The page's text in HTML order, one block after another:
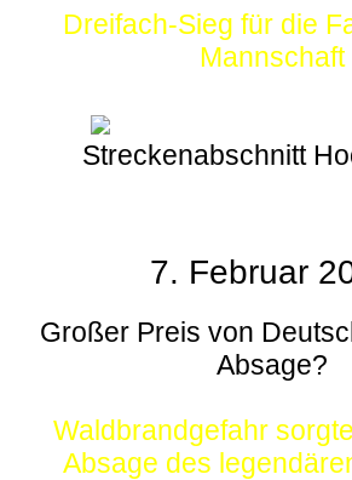
Dreifach-Sieg für die
Mannschaft
Streckenabschnitt
7. Februar
Großer Preis von
Absage?
Waldbrandgefahr
Absage des